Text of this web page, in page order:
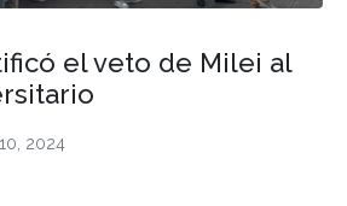
2024
el veto de Milei al